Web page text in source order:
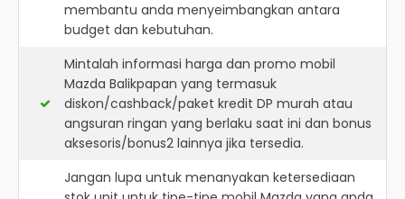
membantu anda menyeimbangkan antara
budget dan kebutuhan.
Mintalah informasi harga dan promo mobil
Mazda Balikpapan yang termasuk
diskon/cashback/paket kredit DP murah atau
angsuran ringan yang berlaku saat ini dan bonus
aksesoris/bonus2 lainnya jika tersedia.
Jangan lupa untuk menanyakan ketersediaan